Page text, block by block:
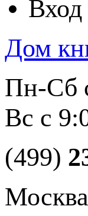
Вход
Дом
Пн-Сб
Вс с
(499)